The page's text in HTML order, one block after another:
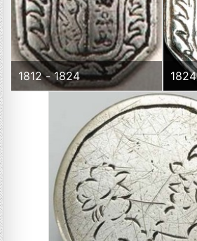
1812 - 1824 1824